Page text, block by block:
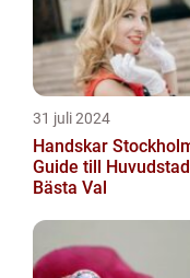
31 juli 2024
Handskar
Guide till
Bästa Val